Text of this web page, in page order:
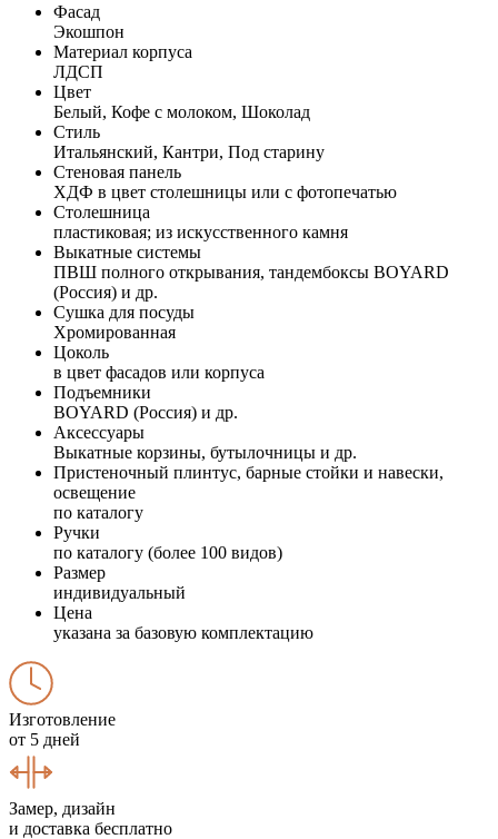
Фасад
Экошпон
Материал корпуса
ЛДСП
Цвет
Белый, Кофе с молоком, Шоколад
Стиль
Итальянский, Кантри, Под старину
Стеновая панель
ХДФ в цвет столешницы или с фотопечатью
Столешница
пластиковая; из искусственного камня
Выкатные системы
ПВШ полного открывания, тандембоксы BOYARD
(Россия) и др.
Сушка для посуды
Хромированная
Цоколь
в цвет фасадов или корпуса
Подъемники
BOYARD (Россия) и др.
Аксессуары
Выкатные корзины, бутылочницы и др.
Пристеночный плинтус, барные стойки и навески,
освещение
по каталогу
Ручки
по каталогу (более 100 видов)
Размер
индивидуальный
Цена
указана за базовую комплектацию
Изготовление
от 5 дней
Замер, дизайн
и доставка бесплатно